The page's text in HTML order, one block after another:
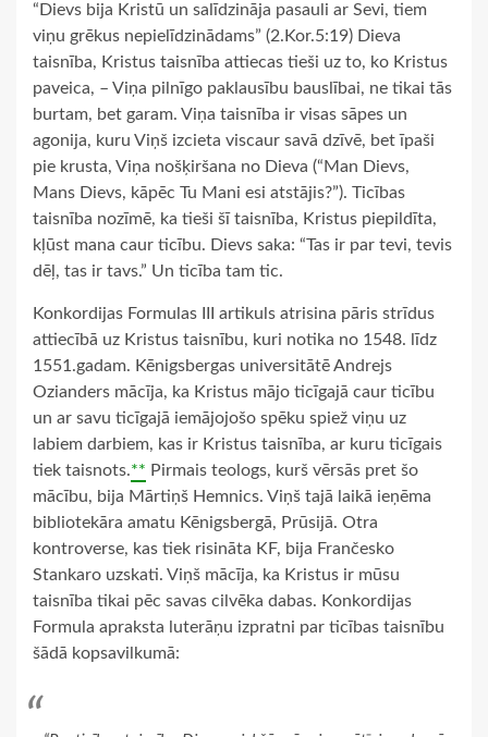
“Dievs bija Kristū un salīdzināja pasauli ar Sevi, tiem
viņu grēkus nepielīdzinādams” (2.Kor.5:19) Dieva
taisnība, Kristus taisnība attiecas tieši uz to, ko Kristus
paveica, – Viņa pilnīgo paklausību bauslībai, ne tikai tās
burtam, bet garam. Viņa taisnība ir visas sāpes un
agonija, kuru Viņš izcieta viscaur savā dzīvē, bet īpaši
pie krusta, Viņa nošķiršana no Dieva (“Man Dievs,
Mans Dievs, kāpēc Tu Mani esi atstājis?”). Ticības
taisnība nozīmē, ka tieši šī taisnība, Kristus piepildīta,
kļūst mana caur ticību. Dievs saka: “Tas ir par tevi, tevis
dēļ, tas ir tavs.” Un ticība tam tic.
Konkordijas Formulas III artikuls atrisina pāris strīdus
attiecībā uz Kristus taisnību, kuri notika no 1548. līdz
1551.gadam. Kēnigsbergas universitātē Andrejs
Ozianders mācīja, ka Kristus mājo ticīgajā caur ticību
un ar savu ticīgajā iemājojošo spēku spiež viņu uz
labiem darbiem, kas ir Kristus taisnība, ar kuru ticīgais
tiek taisnots.** Pirmais teologs, kurš vērsās pret šo
mācību, bija Mārtiņš Hemnics. Viņš tajā laikā ieņēma
bibliotekāra amatu Kēnigsbergā, Prūsijā. Otra
kontroverse, kas tiek risināta KF, bija Frančesko
Stankaro uzskati. Viņš mācīja, ka Kristus ir mūsu
taisnība tikai pēc savas cilvēka dabas. Konkordijas
Formula apraksta luterāņu izpratni par ticības taisnību
šādā kopsavilkumā: